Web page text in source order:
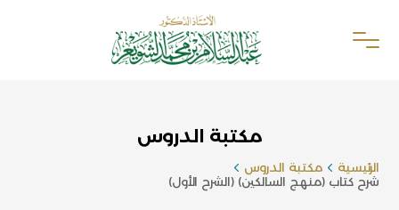
مكتبة الدروس
الرئيسية
مكتبة الدروس
شرح كتاب (منهج السالكين) (الشرح الأول)